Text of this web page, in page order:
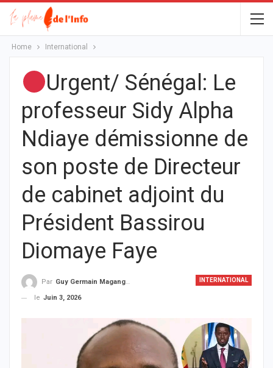
Home International
Urgent/ Sénégal: Le
professeur Sidy Alpha
Ndiaye démissionne de
son poste de Directeur
de cabinet adjoint du
Président Bassirou
Diomaye Faye
INTERNATIONAL
Par Guy Germain Maganga Nziengui
le Juin 3, 2026